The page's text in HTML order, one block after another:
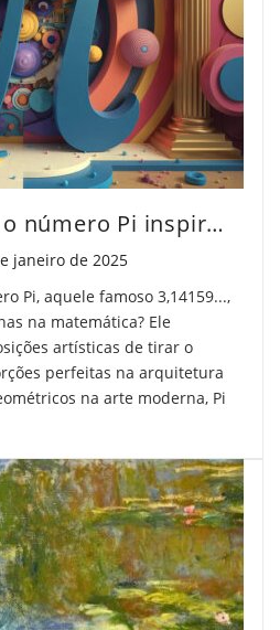
Você sabia que o número Pi inspira obras de arte incríveis?
on
janeiro de 2025
Pi, aquele famoso 3,14159...,
na matemática? Ele
artísticas de tirar o
perfeitas na arquitetura
na arte moderna, Pi